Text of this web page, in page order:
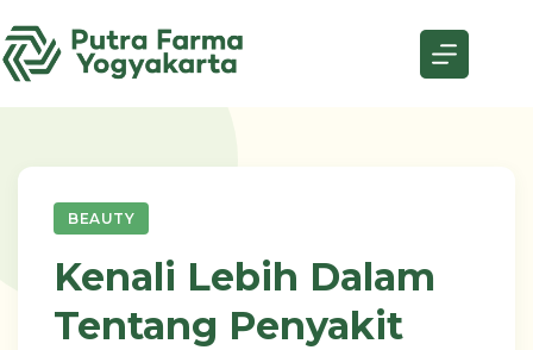
to
content
BEAUTY
Kenali Lebih Dalam
Tentang Penyakit